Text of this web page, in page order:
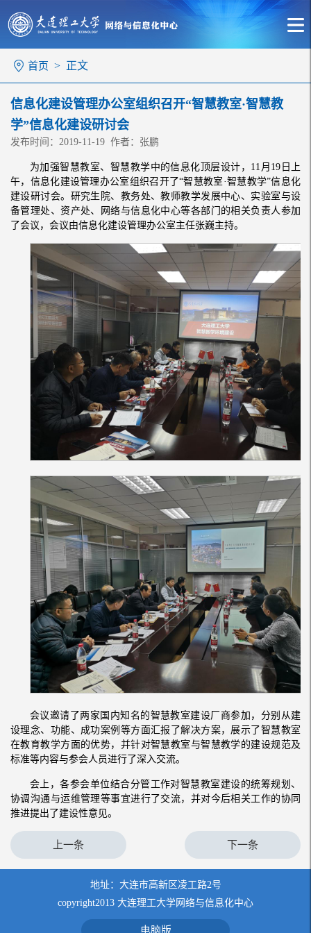
首页 > 正文
信息化建设管理办公室组织召开“智慧教室·智慧教
学”信息化建设研讨会
发布时间：2019-11-19 作者：张鹏
为加强智慧教室、智慧教学中的信息化顶层设计，11月19日上
午，信息化建设管理办公室组织召开了“智慧教室·智慧教学”信息化
建设研讨会。研究生院、教务处、教师教学发展中心、实验室与设
备管理处、资产处、网络与信息化中心等各部门的相关负责人参加
了会议，会议由信息化建设管理办公室主任张巍主持。
会议邀请了两家国内知名的智慧教室建设厂商参加，分别从建
设理念、功能、成功案例等方面汇报了解决方案，展示了智慧教室
在教育教学方面的优势，并针对智慧教室与智慧教学的建设规范及
标准等内容与参会人员进行了深入交流。
会上，各参会单位结合分管工作对智慧教室建设的统筹规划、
协调沟通与运维管理等事宜进行了交流，并对今后相关工作的协同
推进提出了建设性意见。
上一条 下一条
地址：大连市高新区凌工路2号
copyright2013 大连理工大学网络与信息化中心
电脑版